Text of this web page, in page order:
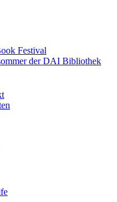
Festival
der DAI Bibliothek